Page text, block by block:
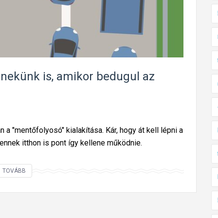
e
t
u
n
o
á
g
m
is, amikor bedugul az
a "mentőfolyosó" kialakítása. Kár, hogy át kell lépni a
itthon is pont így kellene működnie.
TOVÁBB
t